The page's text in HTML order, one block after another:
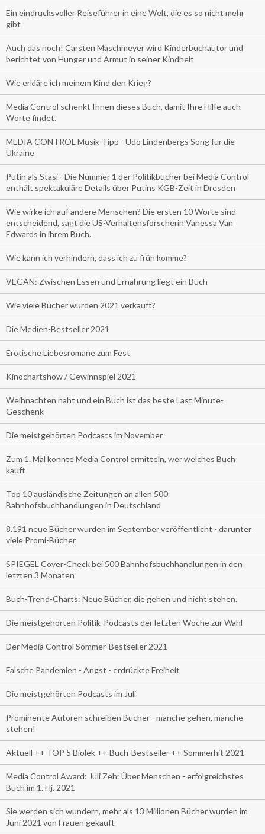
Ein eindrucksvoller Reiseführer in eine Welt, die es so nicht mehr
gibt
Auch das noch! Carsten Maschmeyer wird Kinderbuchautor und
berichtet von Hunger und Armut in seiner Kindheit
Wie erkläre ich meinem Kind den Krieg?
Media Control schenkt Ihnen dieses Buch, damit Ihre Hilfe auch
Worte findet.
MEDIA CONTROL Musik-Tipp - Udo Lindenbergs Song für die
Ukraine
Putin als Stasi - Die Nummer 1 der Politikbücher bei Media Control
enthält spektakuläre Details über Putins KGB-Zeit in Dresden
Wie wirke ich auf andere Menschen? Die ersten 10 Worte sind
entscheidend, sagt die US-Verhaltensforscherin Vanessa Van
Edwards in ihrem Buch.
Wie kann ich verhindern, dass ich zu früh komme?
VEGAN: Zwischen Essen und Ernährung liegt ein Buch
Wie viele Bücher wurden 2021 verkauft?
Die Medien-Bestseller 2021
Erotische Liebesromane zum Fest
Kinochartshow / Gewinnspiel 2021
Weihnachten naht und ein Buch ist das beste Last Minute-
Geschenk
Die meistgehörten Podcasts im November
Zum 1. Mal konnte Media Control ermitteln, wer welches Buch
kauft
Top 10 ausländische Zeitungen an allen 500
Bahnhofsbuchhandlungen in Deutschland
8.191 neue Bücher wurden im September veröffentlicht - darunter
viele Promi-Bücher
SPIEGEL Cover-Check bei 500 Bahnhofsbuchhandlungen in den
letzten 3 Monaten
Buch-Trend-Charts: Neue Bücher, die gehen und nicht stehen.
Die meistgehörten Politik-Podcasts der letzten Woche zur Wahl
Der Media Control Sommer-Bestseller 2021
Falsche Pandemien - Angst - erdrückte Freiheit
Die meistgehörten Podcasts im Juli
Prominente Autoren schreiben Bücher - manche gehen, manche
stehen!
Aktuell ++ TOP 5 Biolek ++ Buch-Bestseller ++ Sommerhit 2021
Media Control Award: Juli Zeh: Über Menschen - erfolgreichstes
Buch im 1. Hj. 2021
Sie werden sich wundern, mehr als 13 Millionen Bücher wurden im
Juni 2021 von Frauen gekauft